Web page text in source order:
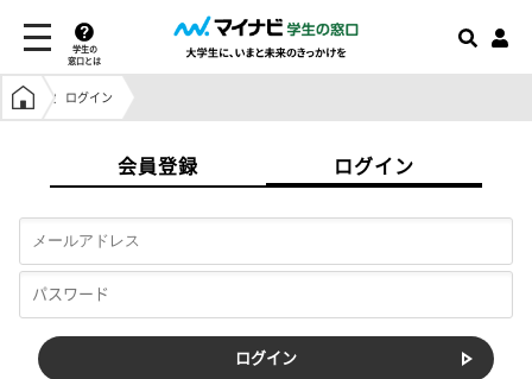
学生の
窓口とは
学生の窓口トップ
ログイン
会員登録 ログイン